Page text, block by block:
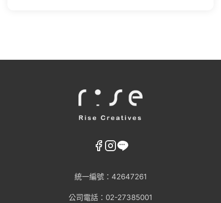
統一編號：42647261
公司電話：02-27385001